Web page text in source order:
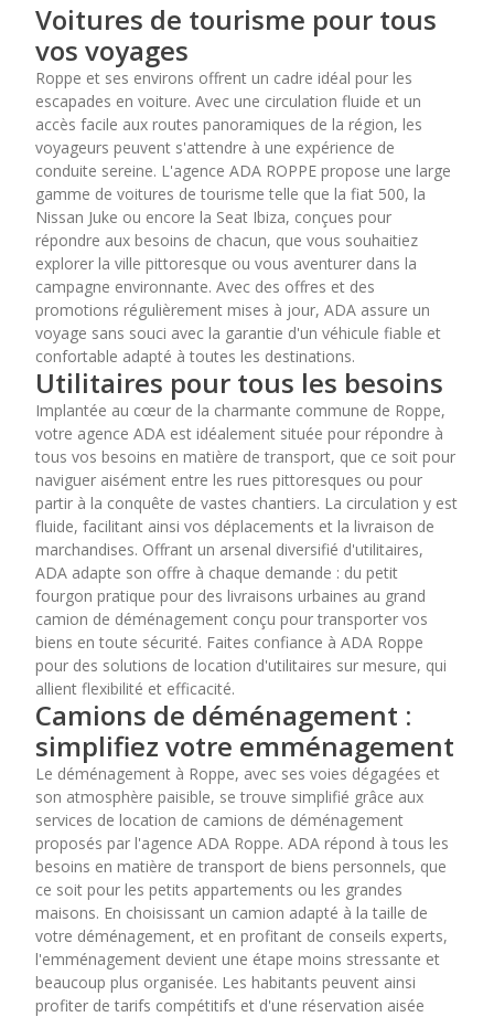
Voitures de tourisme pour tous
vos voyages
Roppe et ses environs offrent un cadre idéal pour les
escapades en voiture. Avec une circulation fluide et un
accès facile aux routes panoramiques de la région, les
voyageurs peuvent s'attendre à une expérience de
conduite sereine. L'agence ADA ROPPE propose une large
gamme de voitures de tourisme telle que la fiat 500, la
Nissan Juke ou encore la Seat Ibiza, conçues pour
répondre aux besoins de chacun, que vous souhaitiez
explorer la ville pittoresque ou vous aventurer dans la
campagne environnante. Avec des offres et des
promotions régulièrement mises à jour, ADA assure un
voyage sans souci avec la garantie d'un véhicule fiable et
confortable adapté à toutes les destinations.
Utilitaires pour tous les besoins
Implantée au cœur de la charmante commune de Roppe,
votre agence ADA est idéalement située pour répondre à
tous vos besoins en matière de transport, que ce soit pour
naviguer aisément entre les rues pittoresques ou pour
partir à la conquête de vastes chantiers. La circulation y est
fluide, facilitant ainsi vos déplacements et la livraison de
marchandises. Offrant un arsenal diversifié d'utilitaires,
ADA adapte son offre à chaque demande : du petit
fourgon pratique pour des livraisons urbaines au grand
camion de déménagement conçu pour transporter vos
biens en toute sécurité. Faites confiance à ADA Roppe
pour des solutions de location d'utilitaires sur mesure, qui
allient flexibilité et efficacité.
Camions de déménagement :
simplifiez votre emménagement
Le déménagement à Roppe, avec ses voies dégagées et
son atmosphère paisible, se trouve simplifié grâce aux
services de location de camions de déménagement
proposés par l'agence ADA Roppe. ADA répond à tous les
besoins en matière de transport de biens personnels, que
ce soit pour les petits appartements ou les grandes
maisons. En choisissant un camion adapté à la taille de
votre déménagement, et en profitant de conseils experts,
l'emménagement devient une étape moins stressante et
beaucoup plus organisée. Les habitants peuvent ainsi
profiter de tarifs compétitifs et d'une réservation aisée